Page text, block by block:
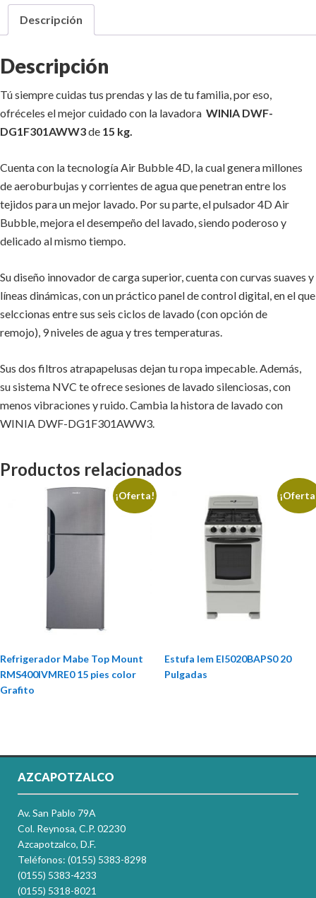
Descripción
Descripción
Tú siempre cuidas tus prendas y las de tu familia, por eso,
ofréceles el mejor cuidado con la lavadora WINIA DWF-
DG1F301AWW3de 15 kg.
Cuenta con la tecnología Air Bubble 4D, la cual genera millones
de aeroburbujas y corrientes de agua que penetran entre los
tejidos para un mejor lavado. Por su parte, el pulsador 4D Air
Bubble, mejora el desempeño del lavado, siendo poderoso y
delicado al mismo tiempo.
Su diseño innovador de carga superior, cuenta con curvas suaves y
líneas dinámicas, con un práctico panel de control digital, en el que
selccionas entre sus seis ciclos de lavado (con opción de
remojo), 9 niveles de agua y tres temperaturas.
Sus dos filtros atrapapelusas dejan tu ropa impecable. Además,
su sistema NVC te ofrece sesiones de lavado silenciosas, con
menos vibraciones y ruido. Cambia la histora de lavado con
WINIA DWF-DG1F301AWW3.
Productos relacionados
¡Oferta!
Refrigerador Mabe Top Mount
RMS400IVMRE0 15 pies color
Grafito
Estufa Iem EI5020BAPS0 20
Pulgadas
AZCAPOTZALCO
Av. San Pablo 79A
Col. Reynosa, C.P. 02230
Azcapotzalco, D.F.
Teléfonos: (0155) 5383-8298
(0155) 5383-4233
(0155) 5318-8021